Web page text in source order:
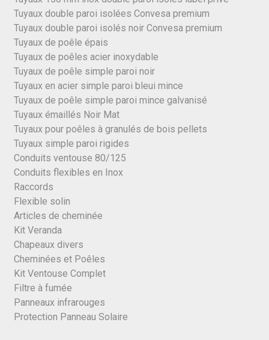
Tuyaux double paroi isolées Convesa premium
Tuyaux double paroi isolés noir Convesa premium
Tuyaux de poêle épais
Tuyaux de poêles acier inoxydable
Tuyaux de poêle simple paroi noir
Tuyaux en acier simple paroi bleui mince
Tuyaux de poêle simple paroi mince galvanisé
Tuyaux émaillés Noir Mat
Tuyaux pour poêles à granulés de bois pellets
Tuyaux simple paroi rigides
Conduits ventouse 80/125
Conduits flexibles en Inox
Raccords
Flexible solin
Articles de cheminée
Kit Veranda
Chapeaux divers
Cheminées et Poêles
Kit Ventouse Complet
Filtre à fumée
Panneaux infrarouges
Protection Panneau Solaire